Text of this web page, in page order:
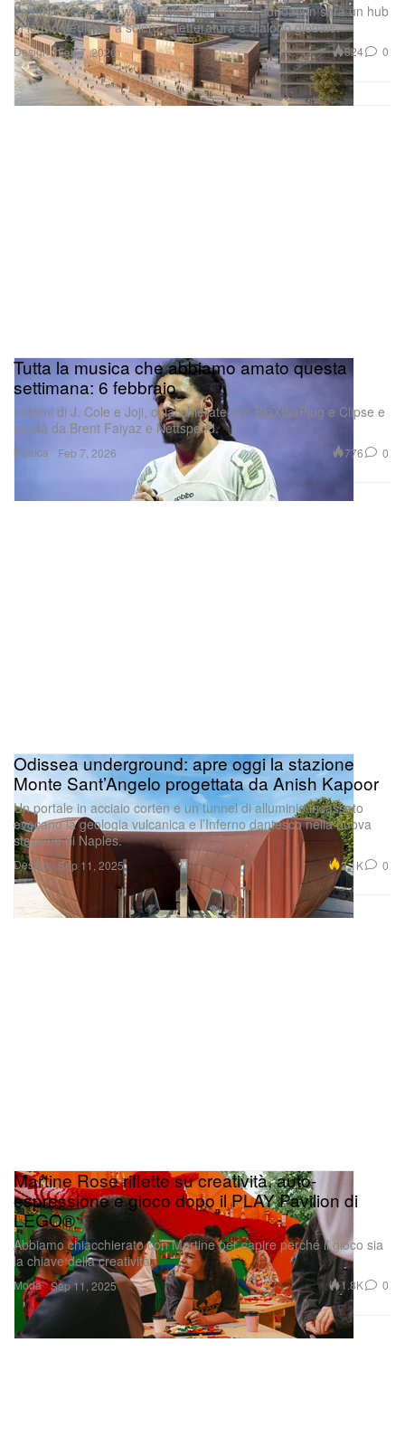
Design
La nuova sede sul waterfront della Nobel Foundation sarà un hub
in legno dedicato a scienza, letteratura e dialogo globale.
Feb 7, 2026 824 0
Musica
Tutta la musica che abbiamo amato questa
settimana: 6 febbraio
I ritorni di J. Cole e Joji, chiacchierate con BigXthaPlug e Clipse e
novità da Brent Faiyaz e Nettspend.
Feb 7, 2026 776 0
Design
Odissea underground: apre oggi la stazione
Monte Sant’Angelo progettata da Anish Kapoor
Un portale in acciaio corten e un tunnel di alluminio incassato
evocano la geologia vulcanica e l’Inferno dantesco nella nuova
stazione di Naples.
Sep 11, 2025 2.1K 0
Moda
Martine Rose riflette su creatività, auto-
espressione e gioco dopo il PLAY Pavilion di
LEGO®
Abbiamo chiacchierato con Martine per capire perché il gioco sia
la chiave della creatività.
Sep 11, 2025 1.8K 0